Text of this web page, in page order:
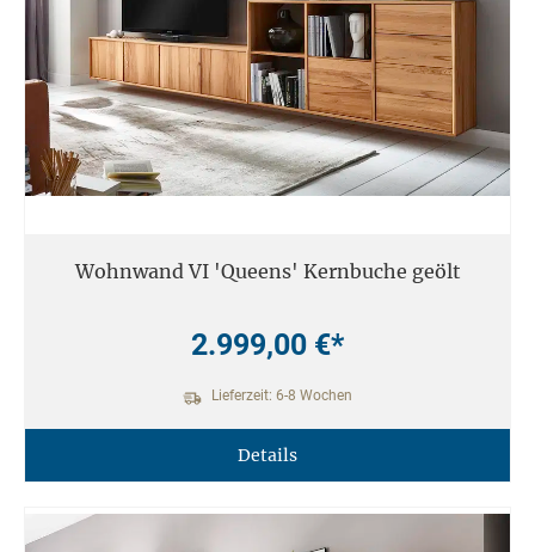
Wohnwand VI 'Queens' Kernbuche geölt
2.999,00 €*
Lieferzeit: 6-8 Wochen
Details